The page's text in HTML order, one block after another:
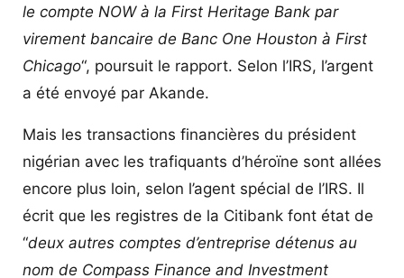
le compte NOW à la First Heritage Bank par
virement bancaire de Banc One Houston à First
Chicago“, poursuit le rapport. Selon l’IRS, l’argent
a été envoyé par Akande.
Mais les transactions financières du président
nigérian avec les trafiquants d’héroïne sont allées
encore plus loin, selon l’agent spécial de l’IRS. Il
écrit que les registres de la Citibank font état de
“deux autres comptes d’entreprise détenus au
nom de Compass Finance and Investment